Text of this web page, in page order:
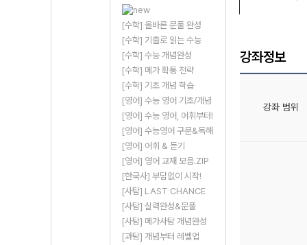
[수학] 올바른 문풀 완성
[수학] 기출로 읽는 수능
[수학] 수능 개념완성
[수학] 메가 확통 전략
[수학] 기초 개념 학습
[영어] 수능 영어 기초/개념
[영어] 수능 영어, 어휘부터!
[영어] 수능영어 구문&독해
[영어] 어휘 & 듣기
[영어] 영어 교재 모음.ZIP
[한국사] 부담없이 시작!
[사탐] LAST CHANCE
[사탐] 실력완성&문풀
[사탐] 메가사탐 개념완성
[과탐] 개념부터 레벨업
강좌정보
강좌 범위